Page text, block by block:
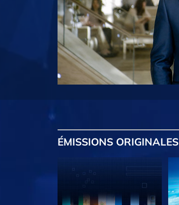
ÉMISSIONS ORIGINALES